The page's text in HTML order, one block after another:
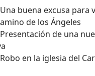
buena excusa para
de los Ángeles
de una
en la iglesia del